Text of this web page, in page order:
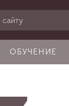
ОБУЧЕНИЕ